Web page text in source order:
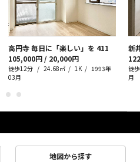
高円寺 毎日に「楽しい」を 411
105,000円 / 20,000円
徒歩12分 24.68㎡ 1K
1993年
03月
新
徒
月
地図から探す